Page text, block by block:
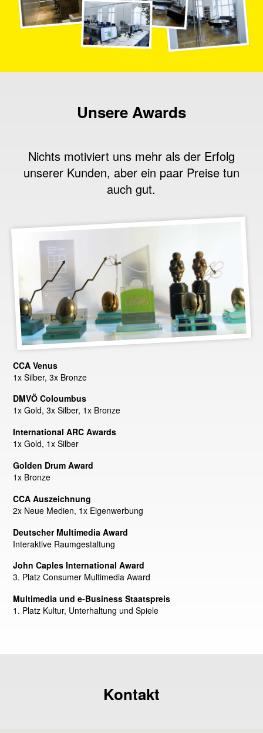
Unsere Awards
Nichts motiviert uns mehr als der Erfolg
unserer Kunden, aber ein paar Preise tun
auch gut.
CCA Venus
1x Silber, 3x Bronze
DMVÖ Coloumbus
1x Gold, 3x Silber, 1x Bronze
International ARC Awards
1x Gold, 1x Silber
Golden Drum Award
1x Bronze
CCA Auszeichnung
2x Neue Medien, 1x Eigenwerbung
Deutscher Multimedia Award
Interaktive Raumgestaltung
John Caples International Award
3. Platz Consumer Multimedia Award
Multimedia und e-Business Staatspreis
1. Platz Kultur, Unterhaltung und Spiele
Kontakt